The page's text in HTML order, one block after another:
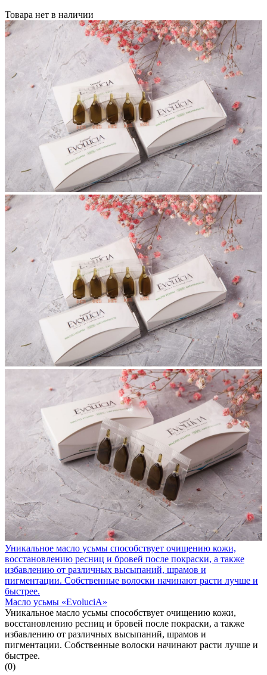
Товара нет в наличии
Уникальное масло усьмы способствует очищению кожи,
восстановлению ресниц и бровей после покраски, а также
избавлению от различных высыпаний, шрамов и
пигментации. Собственные волоски начинают расти лучше и
быстрее.
Масло усьмы «EvoluciA»
Уникальное масло усьмы способствует очищению кожи,
восстановлению ресниц и бровей после покраски, а также
избавлению от различных высыпаний, шрамов и
пигментации. Собственные волоски начинают расти лучше и
быстрее.
(0)